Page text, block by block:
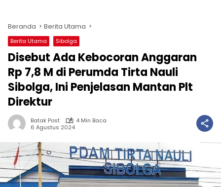
Beranda Berita Utama
Berita Utama Sibolga
Disebut Ada Kebocoran Anggaran
Rp 7,8 M di Perumda Tirta Nauli
Sibolga, Ini Penjelasan Mantan Plt
Direktur
Batak Post
4 Min Baca
6 Agustus 2024